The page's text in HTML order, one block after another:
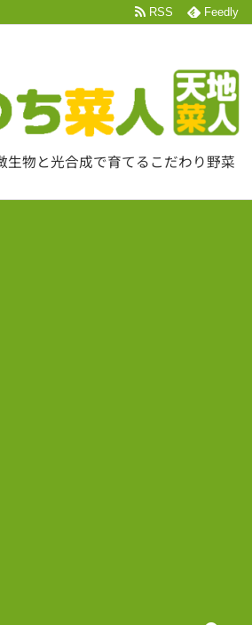
生物と光合成で育てるこだわり野菜
RSS Feedly